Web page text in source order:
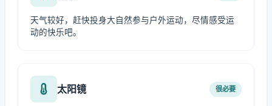
天气较好，赶快投身大自然参与户外运动，尽情感受运
动的快乐吧。
太阳镜 很必要